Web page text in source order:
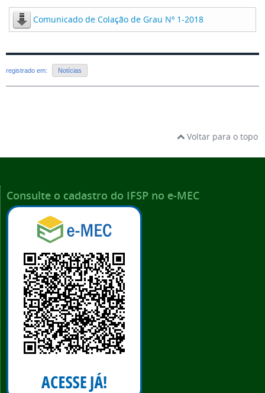
Comunicado de Colação de Grau Nº 1-2018
registrado em: Notícias
Voltar para o topo
Consulte o cadastro do IFSP no e-MEC